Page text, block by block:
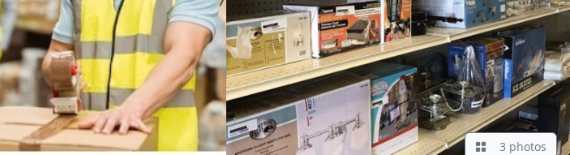
3 photos